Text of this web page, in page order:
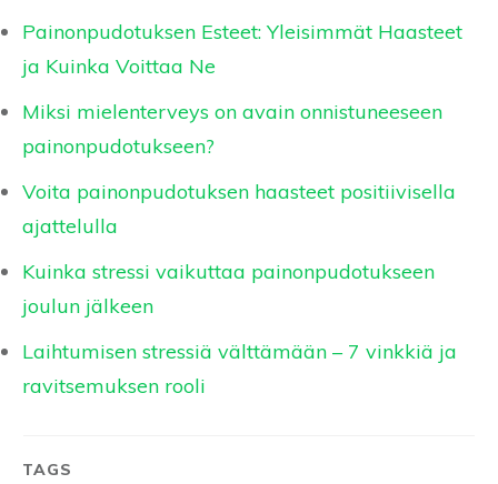
Painonpudotuksen Esteet: Yleisimmät Haasteet
ja Kuinka Voittaa Ne
Miksi mielenterveys on avain onnistuneeseen
painonpudotukseen?
Voita painonpudotuksen haasteet positiivisella
ajattelulla
Kuinka stressi vaikuttaa painonpudotukseen
joulun jälkeen
Laihtumisen stressiä välttämään – 7 vinkkiä ja
ravitsemuksen rooli
TAGS